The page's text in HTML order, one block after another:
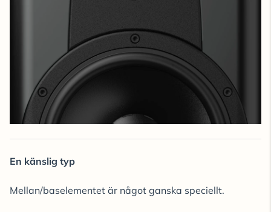
En känslig typ
Mellan/baselementet är något ganska speciellt.